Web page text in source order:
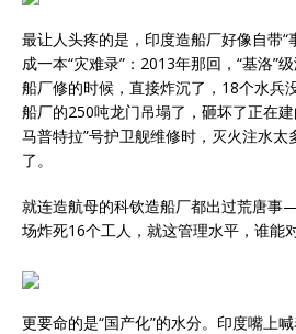
最让人头疼的是，印度造船厂好像自带“
成一本“灾难录”：2013年那回，“基洛”
船厂修的时候，直接炸沉了，18个水兵
船厂的250吨龙门吊塌了，砸坏了正在
马普特拉”号护卫舰维修时，灭火注水
了。
就连造航母的科钦造船厂都出过荒唐
场炸死16个工人，就这管理水平，谁能
更要命的是“国产化”的水分。印度嘴上